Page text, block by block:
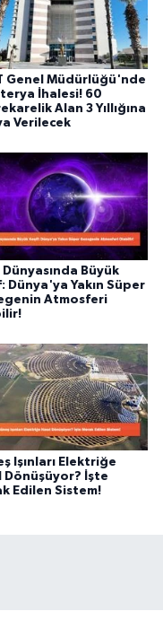
Genel Müdürlüğü'nde
İhalesi! 60
Alan 3 Yıllığına
Verilecek
Dünyasında Büyük
Dünya'ya Yakın Süper
Atmosferi
Işınları Elektriğe
Dönüşüyor? İşte
Edilen Sistem!